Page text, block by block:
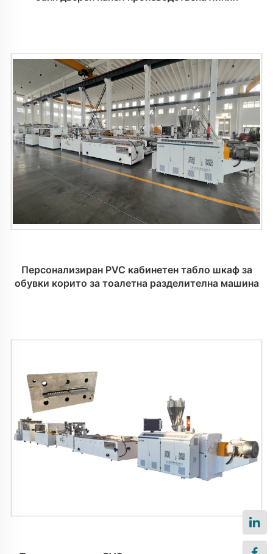
Персонализиран PVC кабинетен табло шкаф за
обувки корито за тоалетна разделителна машина